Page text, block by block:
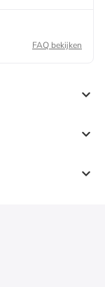
FAQ bekijken